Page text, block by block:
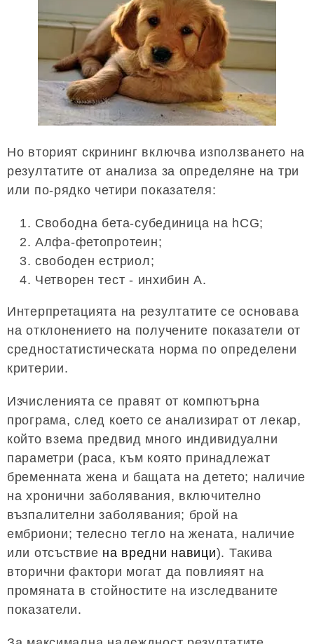
Но вторият скрининг включва използването на
резултатите от анализа за определяне на три
или по-рядко четири показателя:
Свободна бета-субединица на hCG;
Алфа-фетопротеин;
свободен естриол;
Четворен тест - инхибин А.
Интерпретацията на резултатите се основава
на отклонението на получените показатели от
средностатистическата норма по определени
критерии.
Изчисленията се правят от компютърна
програма, след което се анализират от лекар,
който взема предвид много индивидуални
параметри (раса, към която принадлежат
бременната жена и бащата на детето; наличие
на хронични заболявания, включително
възпалителни заболявания; брой на
ембриони; телесно тегло на жената, наличие
или отсъствие на вредни навици). Такива
вторични фактори могат да повлияят на
промяната в стойностите на изследваните
показатели.